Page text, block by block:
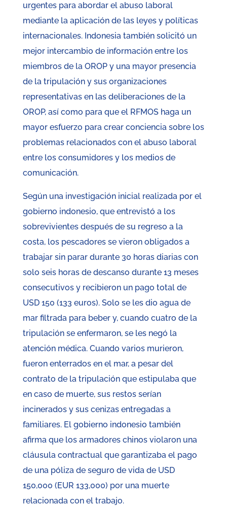
urgentes para abordar el abuso laboral
mediante la aplicación de las leyes y políticas
internacionales. Indonesia también solicitó un
mejor intercambio de información entre los
miembros de la OROP y una mayor presencia
de la tripulación y sus organizaciones
representativas en las deliberaciones de la
OROP, así como para que el RFMOS haga un
mayor esfuerzo para crear conciencia sobre los
problemas relacionados con el abuso laboral
entre los consumidores y los medios de
comunicación.
Según una investigación inicial realizada por el
gobierno indonesio, que entrevistó a los
sobrevivientes después de su regreso a la
costa, los pescadores se vieron obligados a
trabajar sin parar durante 30 horas diarias con
solo seis horas de descanso durante 13 meses
consecutivos y recibieron un pago total de
USD 150 (133 euros). Solo se les dio agua de
mar filtrada para beber y, cuando cuatro de la
tripulación se enfermaron, se les negó la
atención médica. Cuando varios murieron,
fueron enterrados en el mar, a pesar del
contrato de la tripulación que estipulaba que
en caso de muerte, sus restos serían
incinerados y sus cenizas entregadas a
familiares. El gobierno indonesio también
afirma que los armadores chinos violaron una
cláusula contractual que garantizaba el pago
de una póliza de seguro de vida de USD
150,000 (EUR 133,000) por una muerte
relacionada con el trabajo.